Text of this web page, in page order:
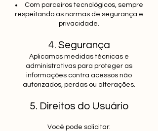
Com parceiros tecnológicos, sempre
respeitando as normas de segurança e
privacidade.
4. Segurança
Aplicamos medidas técnicas e
administrativas para proteger as
informações contra acessos não
autorizados, perdas ou alterações.
5. Direitos do Usuário
Você pode solicitar: